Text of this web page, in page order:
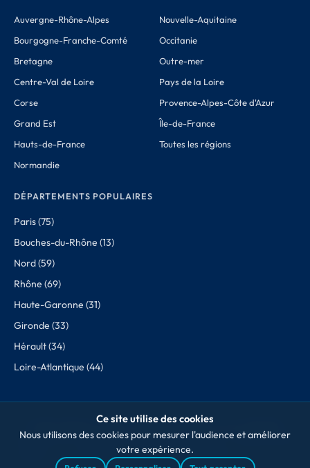
Auvergne-Rhône-Alpes
Bourgogne-Franche-Comté
Bretagne
Centre-Val de Loire
Corse
Grand Est
Hauts-de-France
Normandie
Nouvelle-Aquitaine
Occitanie
Outre-mer
Pays de la Loire
Provence-Alpes-Côte d'Azur
Île-de-France
Toutes les régions
DÉPARTEMENTS POPULAIRES
Paris (75)
Bouches-du-Rhône (13)
Nord (59)
Rhône (69)
Haute-Garonne (31)
Gironde (33)
Hérault (34)
Loire-Atlantique (44)
© 2026 Villages Français. Données issues des sources officielles.
MentionsCGV Conditions Confidentialité
À propos
des données
CookiesContact
Ce site utilise des cookies
Nous utilisons des cookies pour mesurer l'audience et améliorer
votre expérience.